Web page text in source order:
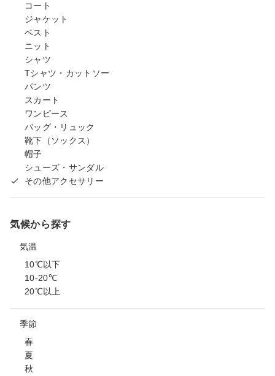
コート
ジャケット
ベスト
ニット
シャツ
Tシャツ・カットソー
パンツ
スカート
ワンピース
バッグ・リュック
靴下（ソックス）
帽子
シューズ・サンダル
その他アクセサリー
気候から探す
気温
10℃以下
10-20℃
20℃以上
季節
春
夏
秋